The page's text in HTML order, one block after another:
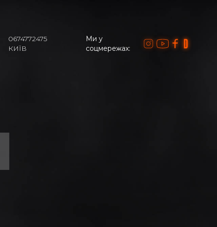
0674772475
КИЇВ
Ми у
соцмережах: